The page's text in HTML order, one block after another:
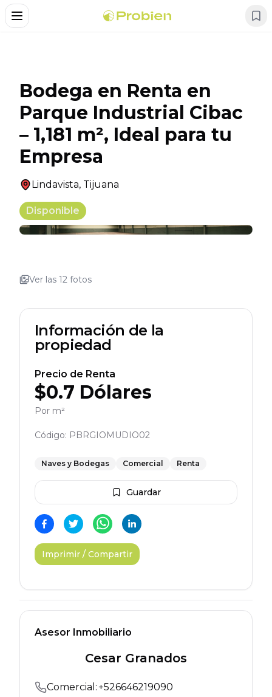
Alternar Menu
Bodega en Renta en
Parque Industrial Cibac
– 1,181 m², Ideal para tu
Empresa
Lindavista, Tijuana
Disponible
Ver las 12 fotos
Información de la
propiedad
Precio de Renta
$0.7 Dólares
Por m²
Código: PBRGIOMUDIO02
Naves y Bodegas Comercial Renta
Guardar
Imprimir / Compartir
Asesor Inmobiliario
Cesar Granados
Comercial :+526646219090